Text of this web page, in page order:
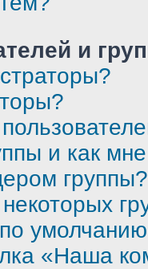
и
и как
группы?
«Наша